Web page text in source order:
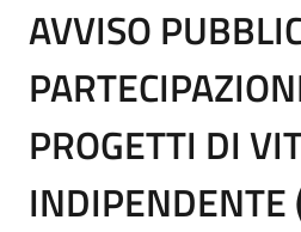
AVVISO
PROGETTI DI
INDIPENDENTE